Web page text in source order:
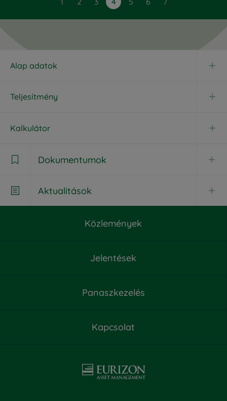
Alap adatok
Teljesítmény
Kalkulátor
 Dokumentumok
Dokumentumok
Kiemelt információkat tartalmazó dokumentum
Tájékoztató és Kezelési Szabályzat
 Aktualitások
Aktualitások
Negyedéves körkép 2023. március
Negyedéves körkép 2023. szeptember
Közlemények
Jelentések
Panaszkezelés
Kapcsolat